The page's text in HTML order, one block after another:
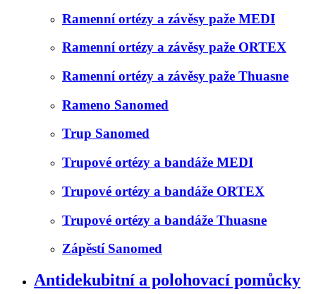
Ramenní ortézy a závěsy paže MEDI
Ramenní ortézy a závěsy paže ORTEX
Ramenní ortézy a závěsy paže Thuasne
Rameno Sanomed
Trup Sanomed
Trupové ortézy a bandáže MEDI
Trupové ortézy a bandáže ORTEX
Trupové ortézy a bandáže Thuasne
Zápěstí Sanomed
Antidekubitní a polohovací pomůcky